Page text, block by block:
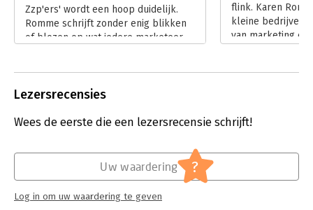
Zzp'ers' wordt een hoop duidelijk.
Romme schrijft zonder enig blikken
of blozen op wat iedere marketeer
flink. Karen
kleine bedrijven
van marketing
onderscheidt
Lezersrecensies
Wees de eerste die een lezersrecensie schrijft!
Uw waardering ?
Log in om uw waardering te geven